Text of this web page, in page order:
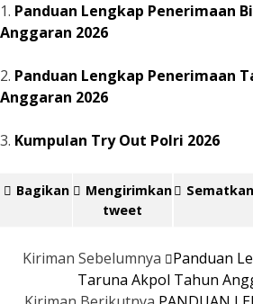
1. Panduan Lengkap Penerimaan
Anggaran 2026
2. Panduan Lengkap Penerimaan
Anggaran 2026
3. Kumpulan Try Out Polri 2026
Bagikan
Mengirimkan
tweet
Sematkan
Kiriman Sebelumnya
Panduan
Taruna Akpol Tahun